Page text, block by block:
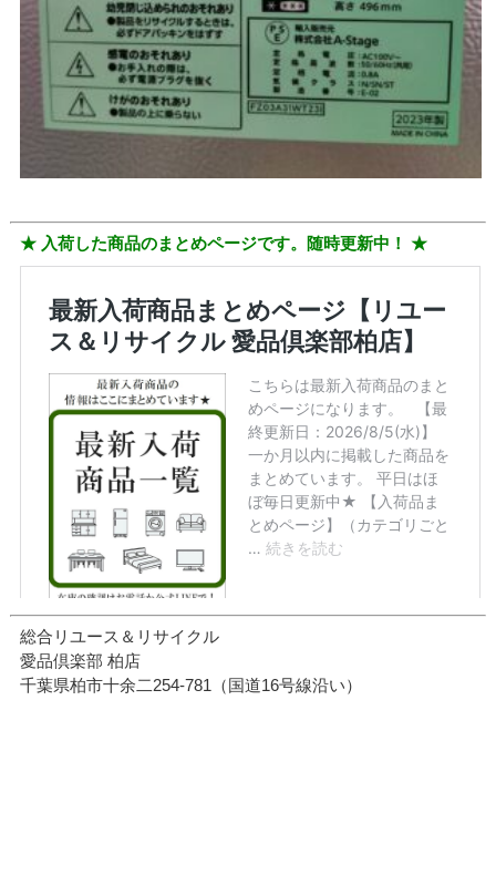
★ 入荷した商品のまとめページです。随時更新中！ ★
総合リユース＆リサイクル
愛品倶楽部 柏店
千葉県柏市十余二254-781（国道16号線沿い）